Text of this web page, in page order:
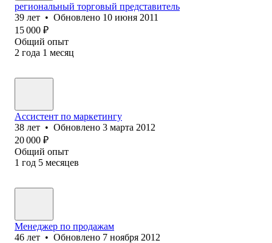
региональный торговый представитель
39 лет • Обновлено 10 июня 2011
15 000 ₽
Общий опыт
2 года 1 месяц
Ассистент по маркетингу
38 лет • Обновлено 3 марта 2012
20 000 ₽
Общий опыт
1 год 5 месяцев
Менеджер по продажам
46 лет • Обновлено 7 ноября 2012